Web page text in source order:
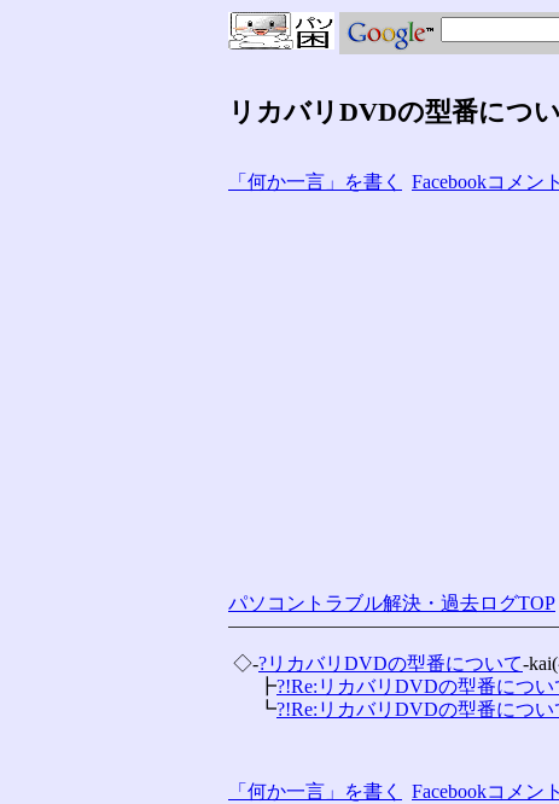
リカバリDVDの型番につ
「何か一言」を書く Facebookコメン
パソコントラブル解決・過去ログTOP
◇-?リカバリDVDの型番について-
┣?!Re:リカバリDVDの型番につい
┗?!Re:リカバリDVDの型番につい
「何か一言」を書く Facebookコメン